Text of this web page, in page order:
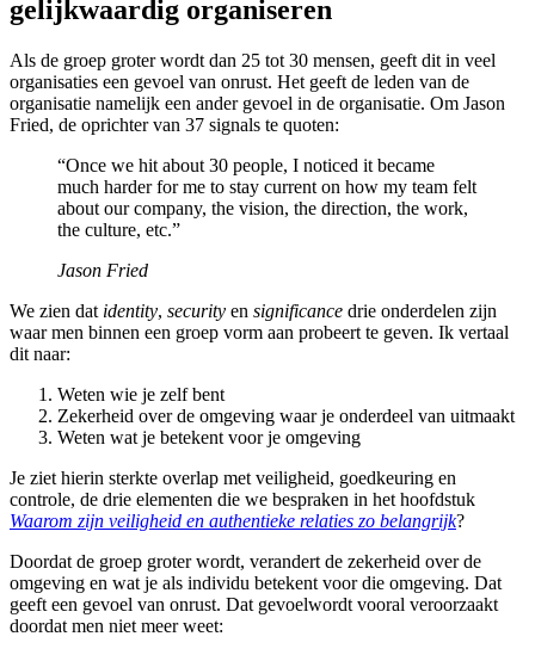
gelijkwaardig organiseren
Als de groep groter wordt dan 25 tot 30 mensen, geeft dit in veel
organisaties een gevoel van onrust. Het geeft de leden van de
organisatie namelijk een ander gevoel in de organisatie. Om Jason
Fried, de oprichter van 37 signals te quoten:
“Once we hit about 30 people, I noticed it became
much harder for me to stay current on how my team felt
about our company, the vision, the direction, the work,
the culture, etc.”
Jason Fried
We zien dat identity, security en significance drie onderdelen zijn
waar men binnen een groep vorm aan probeert te geven. Ik vertaal
dit naar:
Weten wie je zelf bent
Zekerheid over de omgeving waar je onderdeel van uitmaakt
Weten wat je betekent voor je omgeving
Je ziet hierin sterkte overlap met veiligheid, goedkeuring en
controle, de drie elementen die we bespraken in het hoofdstuk
Waarom zijn veiligheid en authentieke relaties zo belangrijk?
Doordat de groep groter wordt, verandert de zekerheid over de
omgeving en wat je als individu betekent voor die omgeving. Dat
geeft een gevoel van onrust. Dat gevoelwordt vooral veroorzaakt
doordat men niet meer weet: